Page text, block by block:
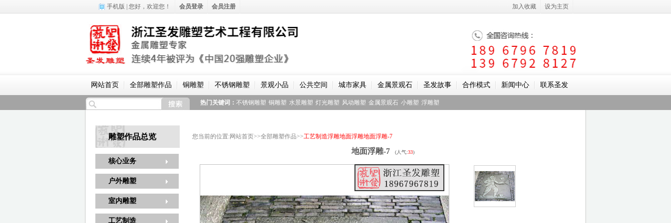
网站首页 全部雕塑作品 铜雕塑 不锈钢雕塑 景观小品 公共空间 城市家具 金属景观石 圣发故事 合作模式 新闻中心 联系圣发
热门关键词： 不锈钢雕塑 铜雕塑 水景雕塑 灯光雕塑 风动雕塑 金属景观石 小雕塑 浮雕塑
雕塑作品总览
核心业务
户外雕塑
室内雕塑
工艺制造
您当前的位置:网站首页>>全部雕塑作品>>工艺制造浮雕地面浮雕地面浮雕-7
地面浮雕-7 (人气:33)
手机版 | 您好， 欢迎您！ 会员登录 会员注册 加入收藏 设为主页